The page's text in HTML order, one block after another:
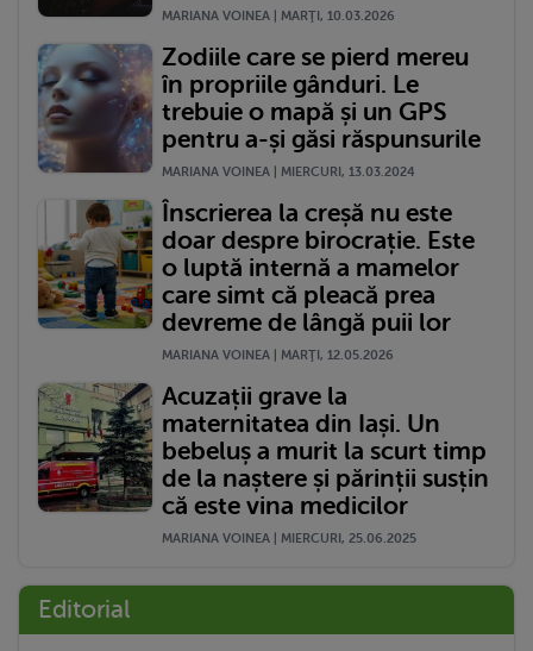
MARIANA VOINEA | MARŢI, 10.03.2026
Zodiile care se pierd mereu
în propriile gânduri. Le
trebuie o mapă și un GPS
pentru a-și găsi răspunsurile
MARIANA VOINEA | MIERCURI, 13.03.2024
Înscrierea la creșă nu este
doar despre birocrație. Este
o luptă internă a mamelor
care simt că pleacă prea
devreme de lângă puii lor
MARIANA VOINEA | MARŢI, 12.05.2026
Acuzații grave la
maternitatea din Iași. Un
bebeluș a murit la scurt timp
de la naștere și părinții susțin
că este vina medicilor
MARIANA VOINEA | MIERCURI, 25.06.2025
Editorial